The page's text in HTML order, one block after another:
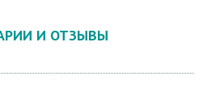
И ОТЗЫВЫ